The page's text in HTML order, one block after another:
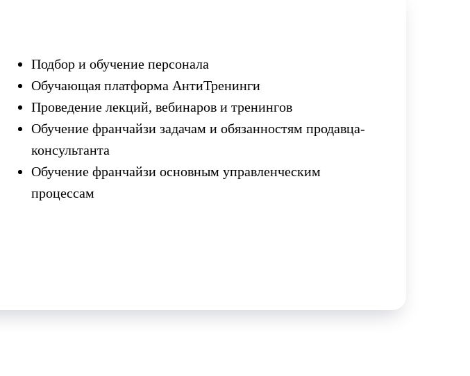
Подбор и обучение персонала
Обучающая платформа АнтиТренинги
Проведение лекций, вебинаров и тренингов
Обучение франчайзи задачам и обязанностям продавца-
консультанта
Обучение франчайзи основным управленческим
процессам